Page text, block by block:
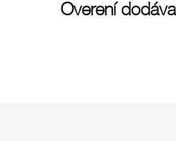
Overení